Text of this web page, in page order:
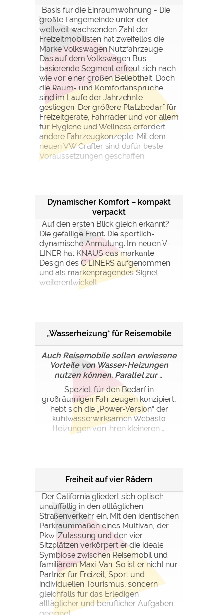
Basis für die Einraumwohnung - Die
größte Fangemeinde unter der
weltweit wachsenden Zahl der
Freizeitmobilisten hat zweifellos die
Marke Volkswagen Nutzfahrzeuge.
Das auf dem Volkswagen Bus
basierende Segment erfreut sich nach
wie vor einer großen Beliebtheit. Doch
die Raum- und Komfortansprüche
sind im Laufe der Jahrzehnte
gestiegen. Der größere Platzbedarf für
Freizeitgeräte, Fahrräder und vor allem
für Hygiene und Wellness erfordert
andere Fahrzeugkonzepte. Mit dem
neuen VW Crafter sind dafür beste
Voraussetzungen geschaffen.
Dynamischer Komfort – kompakt
verpackt
Auf den ersten Blick gleich erkannt?
Die gefällige Front. Die sportlich-
dynamische Anmutung. Im neuen V-
LINER hat KNAUS das markante
Design des C LINERS aufgenommen
und als markenprägendes Signet
weiterentwickelt.
„Wasserheizung“ für Reisemobile
Auch Reisemobile sollen erwiesene
Vorteile von Wasser-Heizungen
nutzen können. Parallel zur ...
Speziell für den Bedarf in
großräumigen Fahrzeugen konzipiert,
hebt sich die „Power-Version“ der
kühlwasserwirksamen Webasto
Heizungen von ihren kleineren ...
Freiheit auf vier Rädern
Der California gliedert sich optisch
unauffällig in den alltäglichen
Straßenverkehr ein. Mit den identischen
Parkraummaßen eines Multivan, der
Pkw-Zulassung und den vier
Sitzplätzen verkörpert er die ideale
Symbiose zwischen Reisemobil und
familiärem Maxi-Van. So ist er nicht nur
Partner für Freizeit, Sport und
individuellen Tourismus, sondern
gleichfalls für das Erledigen
alltäglicher und beruflicher Aufgaben